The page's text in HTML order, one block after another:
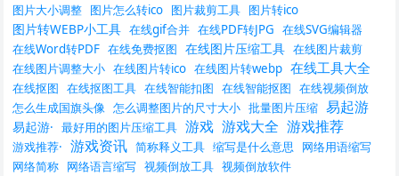
图片大小调整 图片怎么转ico 图片裁剪工具 图片转ico
图片转WEBP小工具 在线gif合并 在线PDF转JPG 在线SVG编辑器
在线Word转PDF 在线免费抠图 在线图片压缩工具 在线图片裁剪
在线图片调整大小 在线图片转ico 在线图片转webp 在线工具大全
在线抠图 在线抠图工具 在线智能扣图 在线智能抠图 在线视频倒放
怎么生成国旗头像 怎么调整图片的尺寸大小 批量图片压缩 易起游
易起游· 最好用的图片压缩工具 游戏 游戏大全 游戏推荐
游戏推荐· 游戏资讯 简称释义工具 缩写是什么意思
网络用语缩写
网络简称 网络语言缩写 视频倒放工具 视频倒放软件